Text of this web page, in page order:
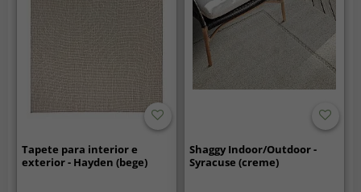
Tapete para interior e
exterior - Hayden (bege)
Shaggy Indoor/Outdoor -
Syracuse (creme)